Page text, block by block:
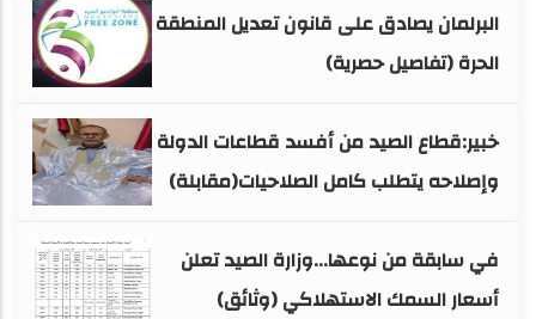
البرلمان يصادق على قانون تعديل المنطقة
الحرة (تفاصيل حصرية)
خبير:قطاع الصيد من أفسد قطاعات الدولة
وإصلاحه يتطلب كامل الصلاحيات(مقابلة)
في سابقة من نوعها...وزارة الصيد تعلن
أسعار السمك الاستهلاكي (وثائق)